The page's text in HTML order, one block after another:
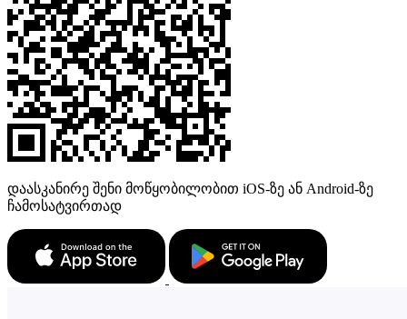
დაასკანირე შენი მოწყობილობით iOS-ზე ან Android-ზე
ჩამოსატვირთად